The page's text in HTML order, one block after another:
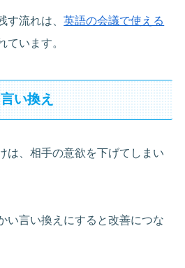
す流れは、英語の会議で使える
ています。
い換え
は、相手の意欲を下げてしまい
い言い換えにすると改善につな